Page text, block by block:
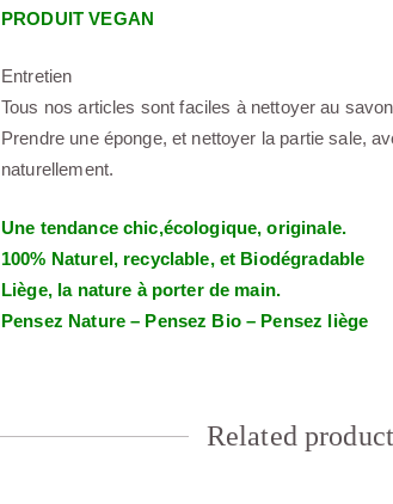
PRODUIT VEGAN
Entretien
Tous nos articles sont faciles à nettoyer au savon
Prendre une éponge, et nettoyer la partie sale,
naturellement.
Une tendance chic,écologique, originale.
100% Naturel, recyclable, et Biodégradable
Liège, la nature à porter de main.
Pensez Nature – Pensez Bio – Pensez liège
Related